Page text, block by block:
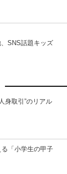
SNS話題キッズ
身取引”のリアル
「小学生の甲子